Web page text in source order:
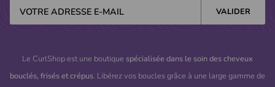
Le CurlShop est une boutique spécialisée dans le soin des cheveux
bouclés, frisés et crépus. Libérez vos boucles grâce à une large gamme de